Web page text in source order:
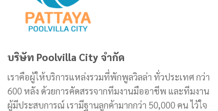
บริษัท Poolvilla City จำกัด
เราคือผู้ให้บริการแหล่งรวมที่พักพูลวิลล่า ทั่วประเทศ กว่า
600 หลัง ด้วยการคัดสรรจากทีมงานมืออาชีพ และทีมงาน
ผู้มีประสบการณ์ เรามีฐานลูกค้ามากกว่า 50,000 คน ไว้ใจ